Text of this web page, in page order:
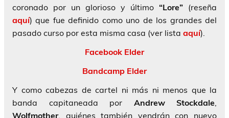
coronado por un glorioso y último “Lore” (reseña
aquí) que fue definido como uno de los grandes del
pasado curso por esta misma casa (ver lista aquí).
Facebook Elder
Bandcamp Elder
Y como cabezas de cartel ni más ni menos que la
banda capitaneada por Andrew Stockdale
Wolfmother, quiénes también vendrán con nuevo